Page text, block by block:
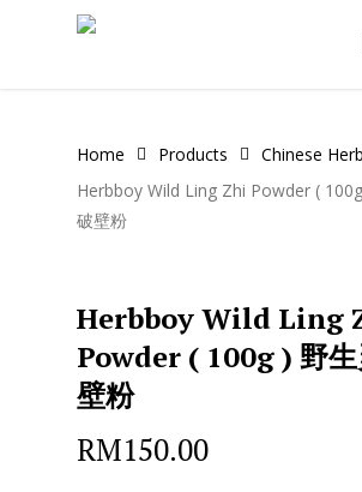
Home Products
Chinese
Herbboy Wild Ling Zhi Powder (
破壁粉
Herbboy Wild Ling
Powder ( 100g ) 野
壁粉
RM150.00